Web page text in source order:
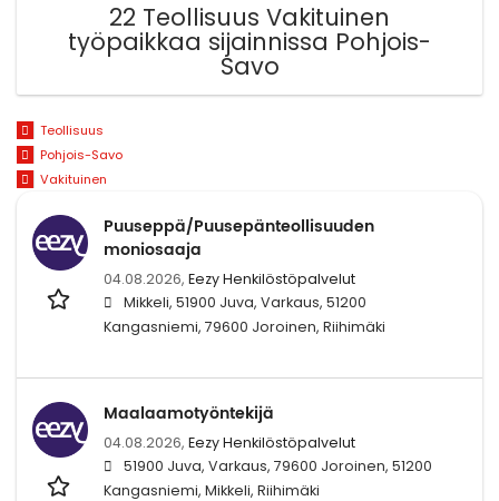
22 Teollisuus Vakituinen
työpaikkaa sijainnissa Pohjois-
Savo
Teollisuus
Pohjois-Savo
Vakituinen
Puuseppä/Puusepänteollisuuden
moniosaaja
04.08.2026, Eezy Henkilöstöpalvelut
Mikkeli, 51900 Juva, Varkaus, 51200
Kangasniemi, 79600 Joroinen, Riihimäki
Maalaamotyöntekijä
04.08.2026, Eezy Henkilöstöpalvelut
51900 Juva, Varkaus, 79600 Joroinen, 51200
Kangasniemi, Mikkeli, Riihimäki